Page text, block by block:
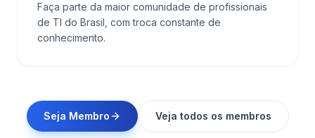
Faça parte da maior comunidade de profissionais
de TI do Brasil, com troca constante de
conhecimento.
Seja Membro Veja todos os membros